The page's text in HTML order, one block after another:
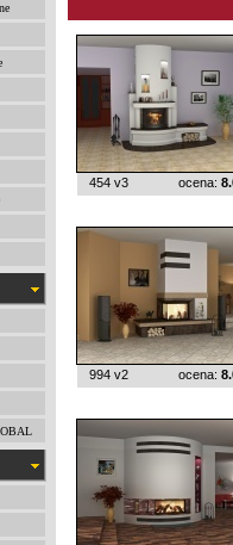
454 v3 ocena:
994 v2 ocena: